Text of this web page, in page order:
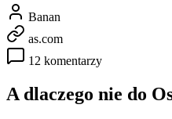
Banan
as.com
12 komentarzy
A dlaczego nie do